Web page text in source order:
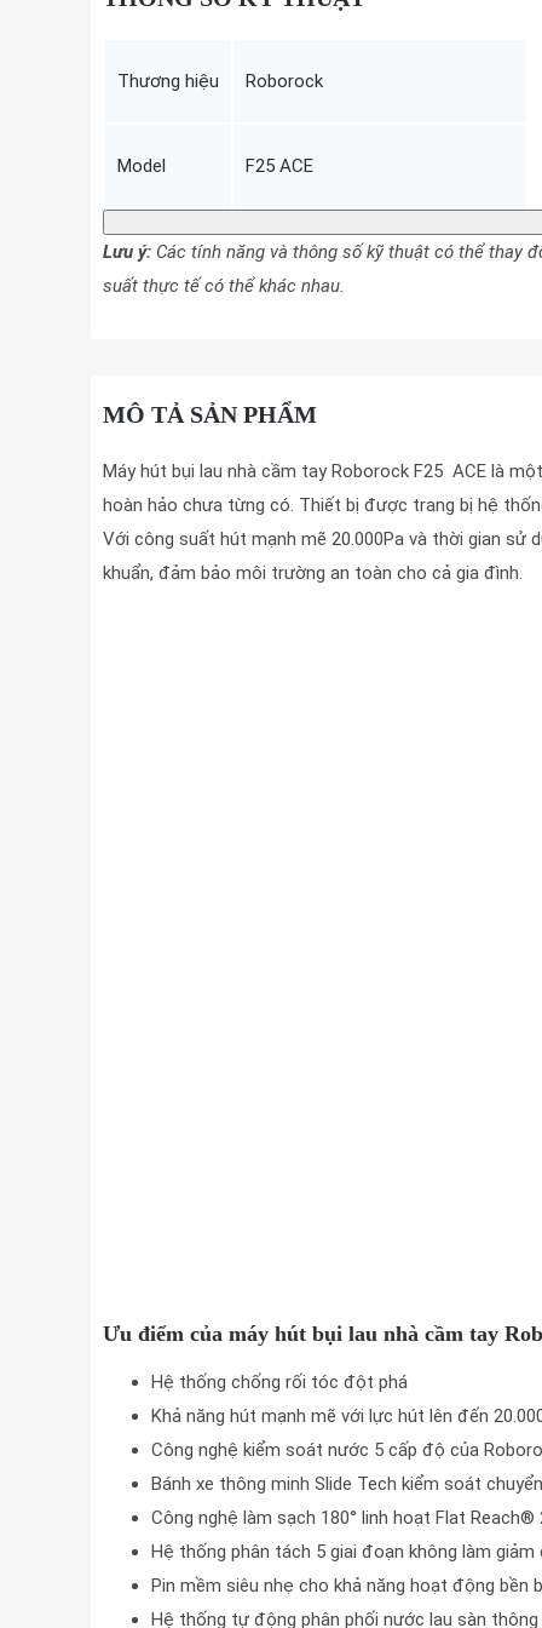
Thương hiệu Roborock
Model F25 ACE
Lưu ý: Các tính năng và thông số kỹ thuật có thể thay
suất thực tế có thể khác nhau.
MÔ TẢ SẢN PHẨM
Máy hút bụi lau nhà cầm tay Roborock F25 ACE là
hoàn hảo chưa từng có. Thiết bị được trang bị hệ
Với công suất hút mạnh mẽ 20.000Pa và thời gian sử
khuẩn, đảm bảo môi trường an toàn cho cả gia đình.
Ưu điểm của máy hút bụi lau nhà cầm tay
Hệ thống chống rối tóc đột phá
Khả năng hút mạnh mẽ với lực hút lên đến
Công nghệ kiểm soát nước 5 cấp độ của
Bánh xe thông minh Slide Tech kiểm soát
Công nghệ làm sạch 180° linh hoạt Flat Reach®
Hệ thống phân tách 5 giai đoạn không làm giảm
Pin mềm siêu nhẹ cho khả năng hoạt động bền
Hệ thống tự động phân phối nước lau sàn thông